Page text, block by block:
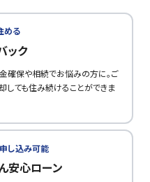
める
ック
確保や相続でお悩みの方に。ご
しても住み続けることができま
し込み可能
安心ローン